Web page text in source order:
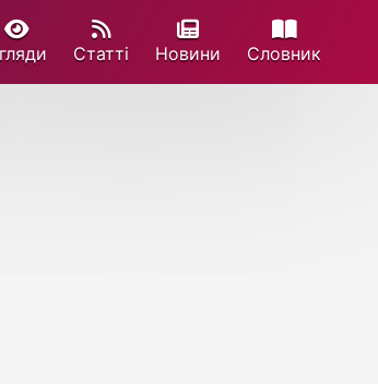
Статті Новини Cловник